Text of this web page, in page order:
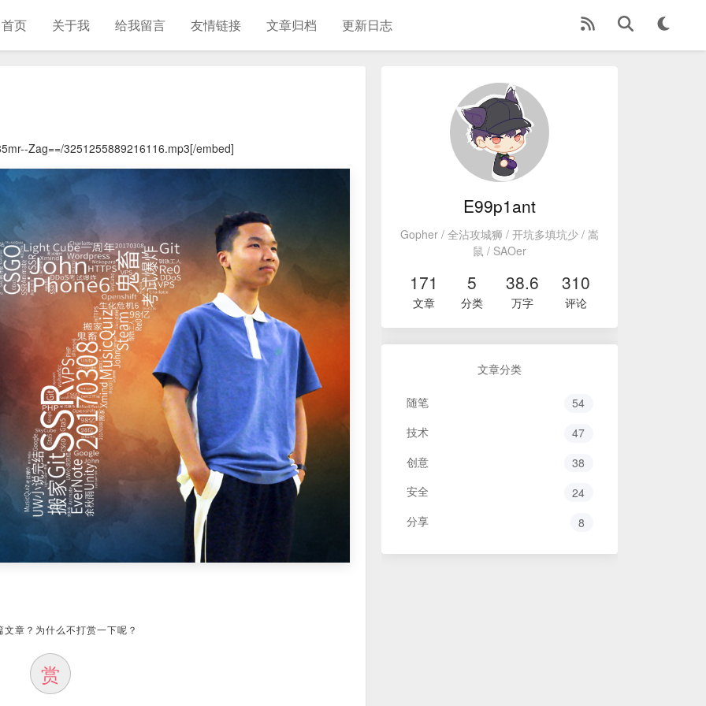
首页 关于我 给我留言 友情链接 文章归档 更新日志
Zag==/3251255889216116.mp3[/embed]
文章？为什么不打赏一下呢？
赏
E99p1ant
Gopher / 全沾攻城狮 / 开坑多填坑少 / 嵩
鼠 / SAOer
171
文章
5
分类
38.6
万字
310
评论
文章分类
随笔
54
技术
47
创意
38
安全
24
分享
8